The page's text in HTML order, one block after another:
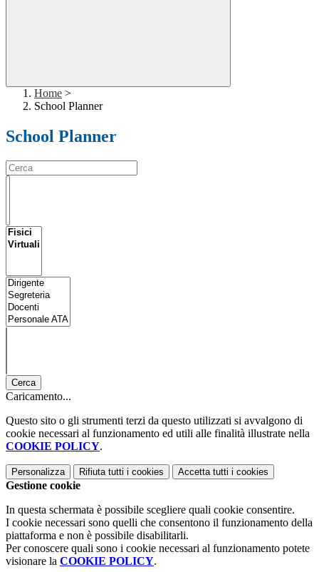
Home >
School Planner
School Planner
Cerca
Caricamento...
Questo sito o gli strumenti terzi da questo utilizzati si avvalgono di
cookie necessari al funzionamento ed utili alle finalità illustrate nella
COOKIE POLICY.
Personalizza Rifiuta tutti i cookies Accetta tutti i cookies
Gestione cookie
In questa schermata è possibile scegliere quali cookie consentire.
I cookie necessari sono quelli che consentono il funzionamento della
piattaforma e non è possibile disabilitarli.
Per conoscere quali sono i cookie necessari al funzionamento potete
visionare la COOKIE POLICY.